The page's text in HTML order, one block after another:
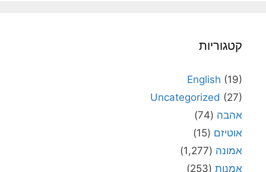
קטגוריות
English (19)
Uncategorized (27)
אהבה (74)
אוטיזם (15)
אמונה (1,277)
אמנות (253)